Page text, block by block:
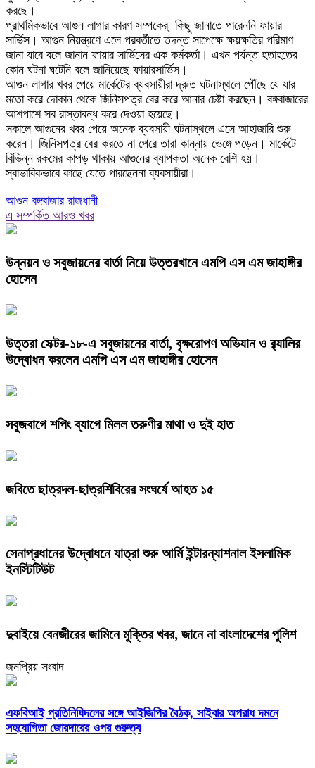
করছে।
প্রাথমিকভাবে আগুন লাগার কারণ সম্পকের্ কিছু জানাতে পারেননি ফায়ার
সার্ভিস। আগুন নিয়ন্ত্রণে এলে পরবর্তীতে তদন্ত সাপেক্ষে ক্ষয়ক্ষতির পরিমাণ
জানা যাবে বলে জানান ফায়ার সার্ভিসের এক কর্মকর্তা। এখন পর্যন্ত হতাহতের
কোন ঘটনা ঘটেনি বলে জানিয়েছে ফায়ারসার্ভিস।
আগুন লাগার খবর পেয়ে মার্কেটের ব্যবসায়ীরা দ্রুত ঘটনাস্থলে পৌঁছে যে যার
মতো করে দোকান থেকে জিনিসপত্র বের করে আনার চেষ্টা করছেন। বঙ্গবাজারের
আশপাশে সব রাস্তাবন্ধ করে দেওয়া হয়েছে।
সকালে আগুনের খবর পেয়ে অনেক ব্যবসায়ী ঘটনাস্থলে এসে আহাজারি শুরু
করেন। জিনিসপত্র বের করতে না পেরে তারা কান্নায় ভেঙ্গে পড়েন। মার্কেটে
বিভিন্ন রকমের কাপড় থাকায় আগুনের ব্যাপকতা অনেক বেশি হয়।
স্বাভাবিকভাবে কাছে যেতে পারছেননা ব্যবসায়ীরা।
আগুন বঙ্গবাজার রাজধানী
এ সম্পর্কিত আরও খবর
উন্নয়ন ও সবুজায়নের বার্তা নিয়ে উত্তরখানে এমপি এস এম জাহাঙ্গীর
হোসেন
উত্তরা সেক্টর-১৮-এ সবুজায়নের বার্তা, বৃক্ষরোপণ অভিযান ও র‍্যালির
উদ্বোধন করলেন এমপি এস এম জাহাঙ্গীর হোসেন
সবুজবাগে শপিং ব্যাগে মিলল তরুণীর মাথা ও দুই হাত
জবিতে ছাত্রদল-ছাত্রশিবিরের সংঘর্ষে আহত ১৫
সেনাপ্রধানের উদ্বোধনে যাত্রা শুরু আর্মি ইন্টারন্যাশনাল ইসলামিক
ইনস্টিটিউট
দুবাইয়ে বেনজীরের জামিনে মুক্তির খবর, জানে না বাংলাদেশের পুলিশ
জনপ্রিয় সংবাদ
এফবিআই প্রতিনিধিদলের সঙ্গে আইজিপির বৈঠক, সাইবার অপরাধ দমনে
সহযোগিতা জোরদারের ওপর গুরুত্ব